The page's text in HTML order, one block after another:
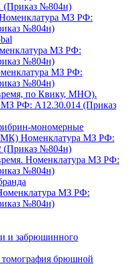
(Приказ №804н)
МЗ РФ:
№804н)
МЗ РФ:
№804н)
МЗ РФ:
№804н)
по Квику, МНО).
МЗ РФ: A12.30.014 (Приказ
мономерные
Номенклатура МЗ РФ:
(Приказ №804н)
Номенклатура МЗ РФ:
№804н)
МЗ РФ:
№804н)
и забрюшинного
брюшной